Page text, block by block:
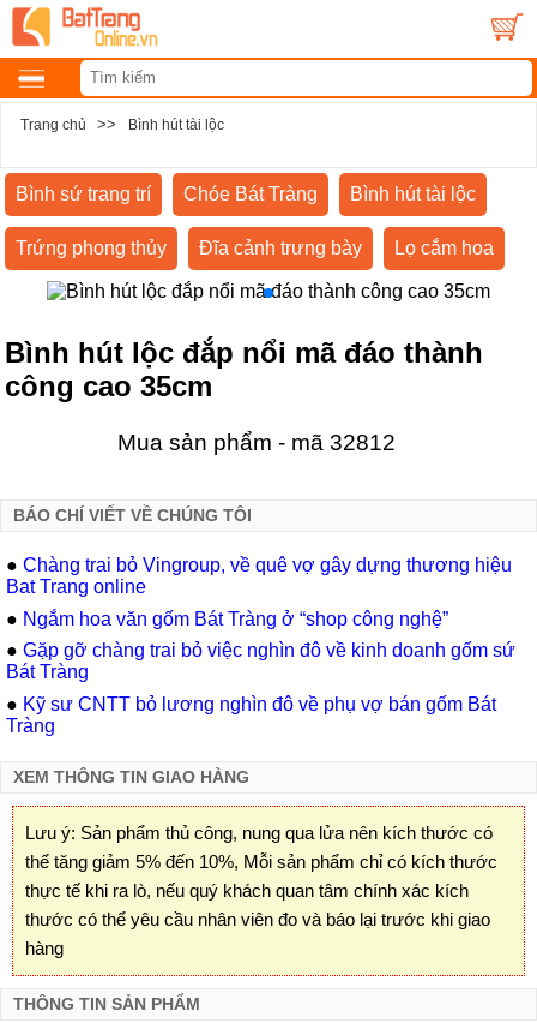
Trang chủ >> Bình hút tài lộc
Bình sứ trang trí Chóe Bát Tràng Bình hút tài lộc
Trứng phong thủy Đĩa cảnh trưng bày Lọ cắm hoa
Bình hút lộc đắp nổi mã đáo thành
công cao 35cm
Mua sản phẩm - mã 32812
BÁO CHÍ VIẾT VỀ CHÚNG TÔI
● Chàng trai bỏ Vingroup, về quê vợ gây dựng thương hiệu
Bat Trang online
● Ngắm hoa văn gốm Bát Tràng ở “shop công nghệ”
● Gặp gỡ chàng trai bỏ việc nghìn đô về kinh doanh gốm sứ
Bát Tràng
● Kỹ sư CNTT bỏ lương nghìn đô về phụ vợ bán gốm Bát
Tràng
XEM THÔNG TIN GIAO HÀNG
Lưu ý: Sản phẩm thủ công, nung qua lửa nên kích thước có
thể tăng giảm 5% đến 10%, Mỗi sản phẩm chỉ có kích thước
thực tế khi ra lò, nếu quý khách quan tâm chính xác kích
thước có thể yêu cầu nhân viên đo và báo lại trước khi giao
hàng
THÔNG TIN SẢN PHẨM